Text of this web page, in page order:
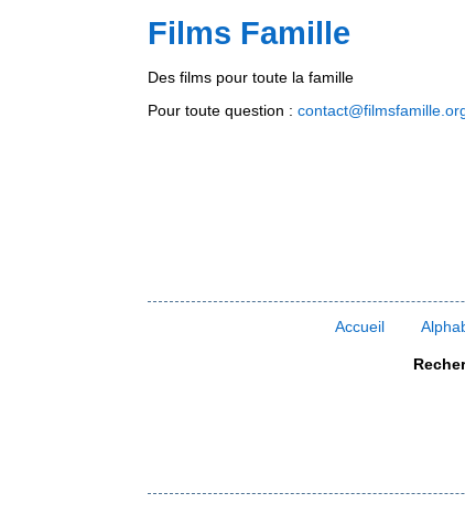
Films Famille
Des films pour toute la famille
Pour toute question :
Accueil